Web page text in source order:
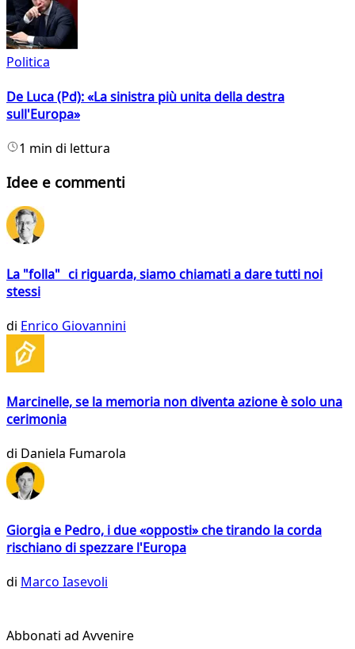
Politica
De Luca (Pd): «La sinistra più unita della destra
sull'Europa»
1 min di lettura
Idee e commenti
La "folla" ci riguarda, siamo chiamati a dare tutti noi
stessi
di Enrico Giovannini
Marcinelle, se la memoria non diventa azione è solo una
cerimonia
di Daniela Fumarola
Giorgia e Pedro, i due «opposti» che tirando la corda
rischiano di spezzare l'Europa
di Marco Iasevoli
Abbonati ad Avvenire